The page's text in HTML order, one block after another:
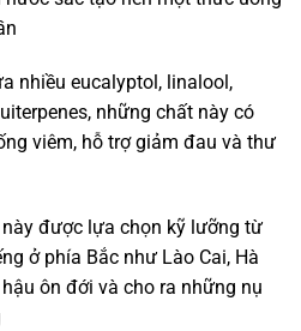
nhiều eucalyptol, linalool,
những chất này có
viêm, hỗ trợ giảm đau và thư
được lựa chọn kỹ lưỡng từ
ở phía Bắc như Lào Cai, Hà
ôn đới và cho ra những nụ